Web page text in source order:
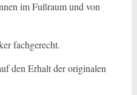
im Fußraum und von
fachgerecht.
den Erhalt der originalen